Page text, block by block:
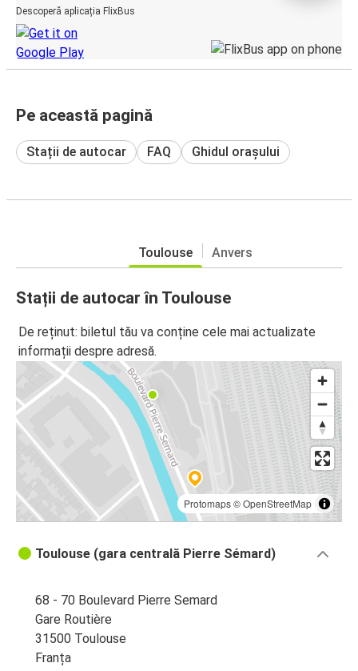
Descoperă aplicația FlixBus
Pe această pagină
Stații de autocar FAQ Ghidul orașului
Toulouse Anvers
Stații de autocar în Toulouse
De reținut: biletul tău va conține cele mai actualizate
informații despre adresă.
Protomaps©OpenStreetMap
Toulouse (gara centrală Pierre Sémard)
68 - 70 Boulevard Pierre Semard
Gare Routière
31500 Toulouse
Franța